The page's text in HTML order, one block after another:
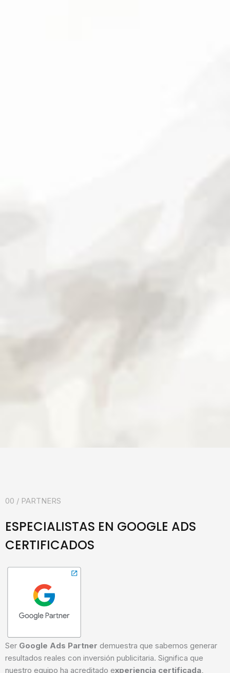
00 / PARTNERS
ESPECIALISTAS EN GOOGLE ADS
CERTIFICADOS
Ser Google Ads Partner demuestra que sabemos generar
resultados reales con inversión publicitaria. Significa que
nuestro equipo ha acreditado experiencia certificada,